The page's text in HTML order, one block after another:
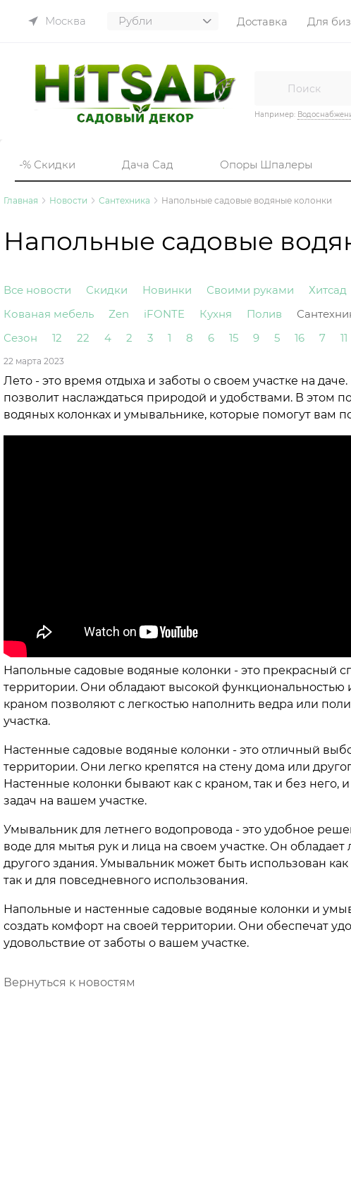
Москва Доставка Для
Например:
-% Скидки Дача Сад Опоры Шпалеры
Главная Новости Сантехника Напольные садовые водяные колонки
Напольные садовые
Все новости Скидки Новинки Своими руками Хитсад
Кованая мебель
Zen iFONTE Кухня Полив
Сезон
12 22 4 2 3 1 8 6 15 9 5 16 7 11
22 марта 2023
Лето - это время отдыха и заботы о своем участке на
позволит наслаждаться природой и удобствами. В этом
водяных колонках и умывальнике, которые помогут вам
Напольные садовые водяные колонки - это прекрасный
территории. Они обладают высокой функциональностью
краном позволяют с легкостью наполнить ведра или
участка.
Настенные садовые водяные колонки - это отличный
территории. Они легко крепятся на стену дома или
Настенные колонки бывают как с краном, так и без него,
задач на вашем участке.
Умывальник для летнего водопровода - это удобное
воде для мытья рук и лица на своем участке. Он
другого здания. Умывальник может быть использован
так и для повседневного использования.
Напольные и настенные садовые водяные колонки и
создать комфорт на своей территории. Они обеспечат
удовольствие от заботы о вашем участке.
Вернуться к новостям